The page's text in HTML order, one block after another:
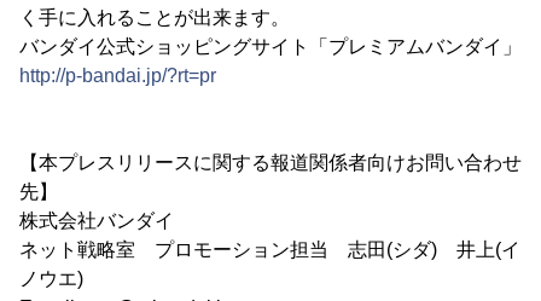
く手に入れることが出来ます。
バンダイ公式ショッピングサイト「プレミアムバンダイ」
http://p-bandai.jp/?rt=pr
【本プレスリリースに関する報道関係者向けお問い合わせ
先】
株式会社バンダイ
ネット戦略室 プロモーション担当 志田(シダ) 井上(イ
ノウエ)